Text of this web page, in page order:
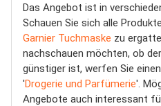
Das Angebot ist in
Schauen Sie sich alle
Garnier Tuchmaske zu
nachschauen möchten, ob
günstiger ist, werfen Sie
'Drogerie und Parfümerie'.
Angebote auch interessant